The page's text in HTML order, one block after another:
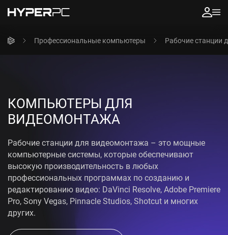
Профессиональные компьютеры Рабочие станции
КОМПЬЮТЕРЫ ДЛЯ
ВИДЕОМОНТАЖА
Рабочие станции для видеомонтажа – это мощные
компьютерные системы, которые обеспечивают
высокую производительность в любых
профессиональных программах по созданию и
редактированию видео: DaVinci Resolve, Adobe Premiere
Pro, Sony Vegas, Pinnacle Studios, Shotcut и многих
других.